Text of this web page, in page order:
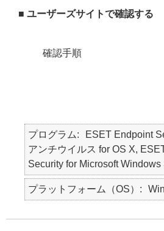
■ ユーザーズサイトで確認する
確認手順
プログラム
ESET Endpoint
アンチウイルス for OS X,
Security for Microsoft
プラットフォーム（OS）